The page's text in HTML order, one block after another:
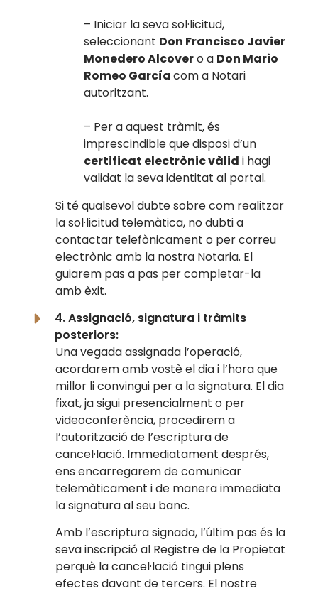
– Iniciar la seva sol·licitud,
seleccionant Don Francisco Javier
Monedero Alcovero a Don Mario
Romeo Garcíacom a Notari
autoritzant.
– Per a aquest tràmit, és
imprescindible que disposi d’un
certificat electrònic vàlid i hagi
validat la seva identitat al portal.
Si té qualsevol dubte sobre com realitzar
la sol·licitud telemàtica, no dubti a
contactar telefònicament o per correu
electrònic amb la nostra Notaria. El
guiarem pas a pas per completar-la
amb èxit.
4. Assignació, signatura i tràmits
posteriors:
Una vegada assignada l’operació,
acordarem amb vostè el dia i l’hora que
millor li convingui per a la signatura. El dia
fixat, ja sigui presencialment o per
videoconferència, procedirem a
l’autorització de l’escriptura de
cancel·lació. Immediatament després,
ens encarregarem de comunicar
telemàticament i de manera immediata
la signatura al seu banc.
Amb l’escriptura signada, l’últim pas és la
seva inscripció al Registre de la Propietat
perquè la cancel·lació tingui plens
efectes davant de tercers. El nostre